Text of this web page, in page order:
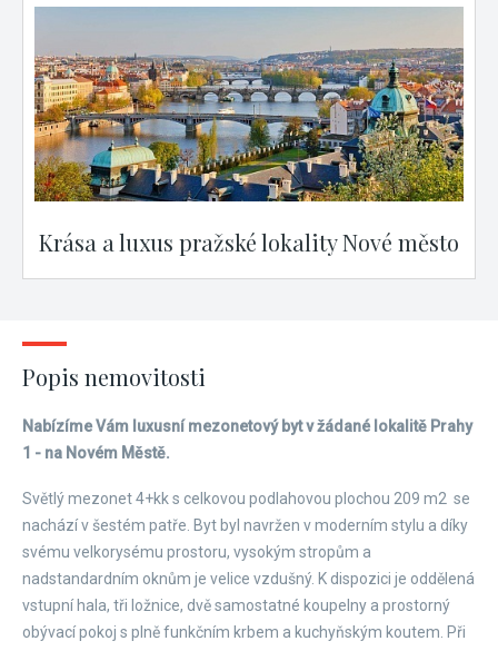
Krása a luxus pražské lokality Nové město
Popis nemovitosti
Nabízíme Vám luxusní mezonetový byt v žádané lokalitě Prahy
1 - na Novém Městě.
Světlý mezonet 4+kk s celkovou podlahovou plochou 209 m2 se
nachází v šestém patře. Byt byl navržen v moderním stylu a díky
svému velkorysému prostoru, vysokým stropům a
nadstandardním oknům je velice vzdušný. K dispozici je oddělená
vstupní hala, tři ložnice, dvě samostatné koupelny a prostorný
obývací pokoj s plně funkčním krbem a kuchyňským koutem. Při